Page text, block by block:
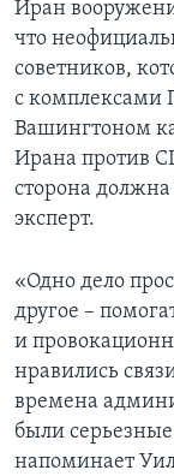
Иран
что
советников,
с комплексами
Вашингтоном
Ирана против
сторона должна
эксперт.
«Одно дело
другое –
и
нравились
времена
были
напоминает